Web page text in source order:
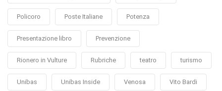
Policoro Poste Italiane Potenza
Presentazione libro Prevenzione
Rionero in Vulture Rubriche teatro turismo
Unibas Unibas Inside Venosa Vito Bardi